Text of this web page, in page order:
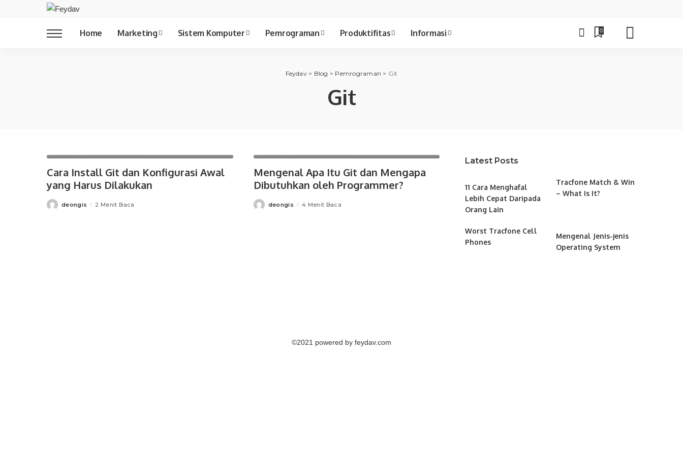
Home Marketing Sistem Komputer Pemrograman Produktifitas Informasi 0
Feydav> Blog > Pemrograman > Git
Git
Cara Install Git dan Konfigurasi Awal
yang Harus Dilakukan
Posteddeongis 2 Menit Baca
Mengenal Apa Itu Git dan Mengapa
Dibutuhkan oleh Programmer?
Posteddeongis 4 Menit Baca
Latest Posts
11 Cara Menghafal
Lebih Cepat Daripada
Orang Lain
Tracfone Match & Win
– What Is It?
Worst Tracfone Cell
Phones
Mengenal Jenis-jenis
Operating System
©2021 powered by feydav.com